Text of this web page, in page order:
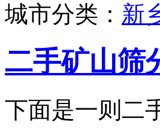
城市分类： 新
二手矿山筛
下面是一则二